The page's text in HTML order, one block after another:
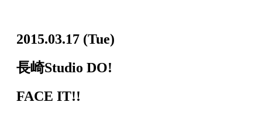
2015.03.17 (Tue)
長崎Studio DO!
FACE IT!!